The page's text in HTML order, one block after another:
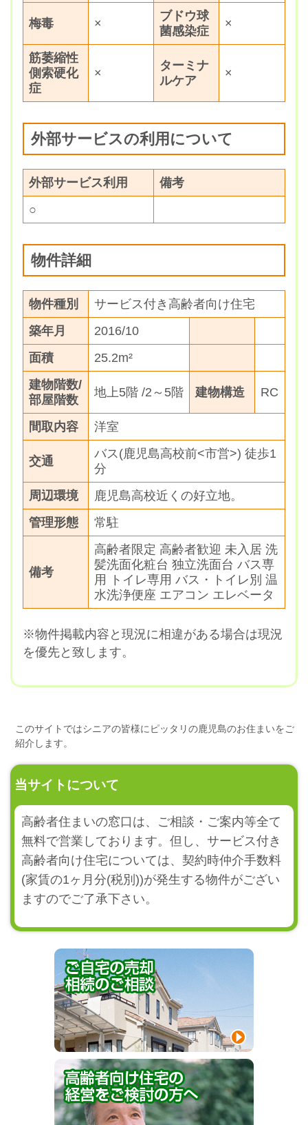
梅毒 ×
ブドウ球
菌感染症
×
筋萎縮性
側索硬化
症
×
ターミナ
ルケア
×
外部サービスの利用について
外部サービス利用
備考
○
物件詳細
物件種別
サービス付き高齢者向け住宅
築年月
2016/10
面積
25.2m²
建物階数/
部屋階数
地上5階 /2～5階 建物構造 RC
間取内容 洋室
交通
バス(鹿児島高校前<市営>) 徒歩1
分
周辺環境
鹿児島高校近くの好立地。
管理形態
常駐
備考
高齢者限定 高齢者歓迎 未入居 洗
髪洗面化粧台 独立洗面台 バス専
用 トイレ専用 バス・トイレ別 温
水洗浄便座 エアコン エレベータ
※物件掲載内容と現況に相違がある場合は現況
を優先と致します。
このサイトではシニアの皆様にピッタリの鹿児島のお住まいをご
紹介します。
当サイトについて
高齢者住まいの窓口は、ご相談・ご案内等全て
無料で営業しております。但し、サービス付き
高齢者向け住宅については、契約時仲介手数料
(家賃の1ヶ月分(税別))が発生する物件がござい
ますのでご了承下さい。